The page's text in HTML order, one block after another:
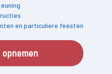
en particuliere feesten